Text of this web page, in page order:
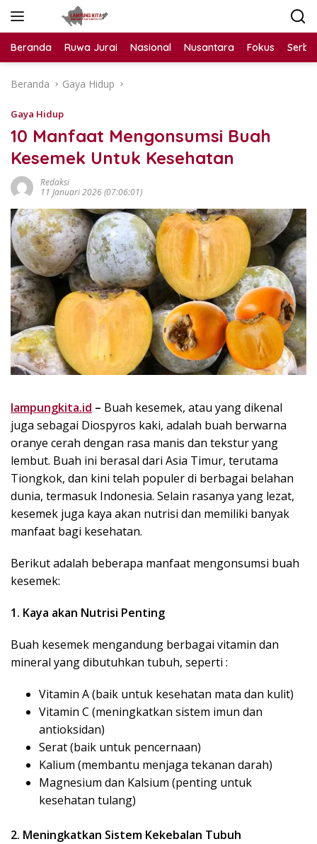
Beranda Ruwa Jurai Nasional Nusantara Fokus
Beranda Gaya Hidup
Gaya Hidup
10 Manfaat Mengonsumsi Buah
Kesemek Untuk Kesehatan
Redaksi
11 Januari 2026 (07:06:01)
lampungkita.id – Buah kesemek, atau yang dikenal
juga sebagai Diospyros kaki, adalah buah berwarna
oranye cerah dengan rasa manis dan tekstur yang
lembut. Buah ini berasal dari Asia Timur, terutama
Tiongkok, dan kini telah populer di berbagai belahan
dunia, termasuk Indonesia. Selain rasanya yang lezat,
kesemek juga kaya akan nutrisi dan memiliki banyak
manfaat bagi kesehatan.
Berikut adalah beberapa manfaat mengonsumsi buah
kesemek:
1. Kaya akan Nutrisi Penting
Buah kesemek mengandung berbagai vitamin dan
mineral yang dibutuhkan tubuh, seperti :
Vitamin A (baik untuk kesehatan mata dan kulit)
Vitamin C (meningkatkan sistem imun dan
antioksidan)
Serat (baik untuk pencernaan)
Kalium (membantu menjaga tekanan darah)
Magnesium dan Kalsium (penting untuk
kesehatan tulang)
2. Meningkatkan Sistem Kekebalan Tubuh